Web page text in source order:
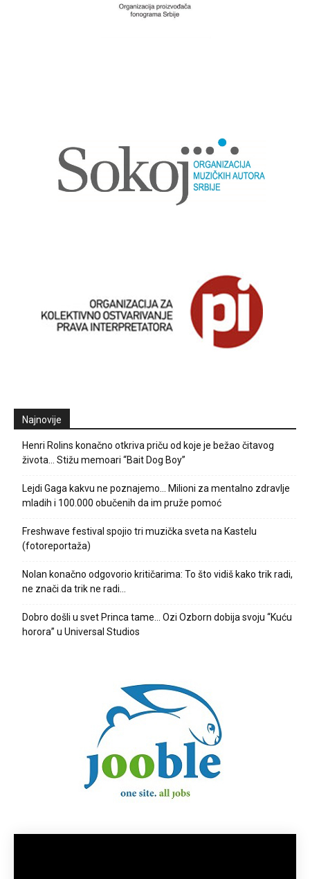
Najnovije
Henri Rolins konačno otkriva priču od koje je bežao čitavog
života… Stižu memoari “Bait Dog Boy”
Lejdi Gaga kakvu ne poznajemo… Milioni za mentalno zdravlje
mladih i 100.000 obučenih da im pruže pomoć
Freshwave festival spojio tri muzička sveta na Kastelu
(fotoreportaža)
Nolan konačno odgovorio kritičarima: To što vidiš kako trik radi,
ne znači da trik ne radi…
Dobro došli u svet Princa tame… Ozi Ozborn dobija svoju “Kuću
horora” u Universal Studios